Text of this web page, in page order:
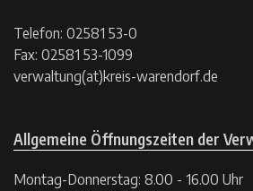
Telefon: 02581 53-0
Fax: 02581 53-1099
verwaltung(at)kreis-warendorf.de
Allgemeine Öffnungszeiten der
Montag-Donnerstag: 8.00 - 16.00 Uhr